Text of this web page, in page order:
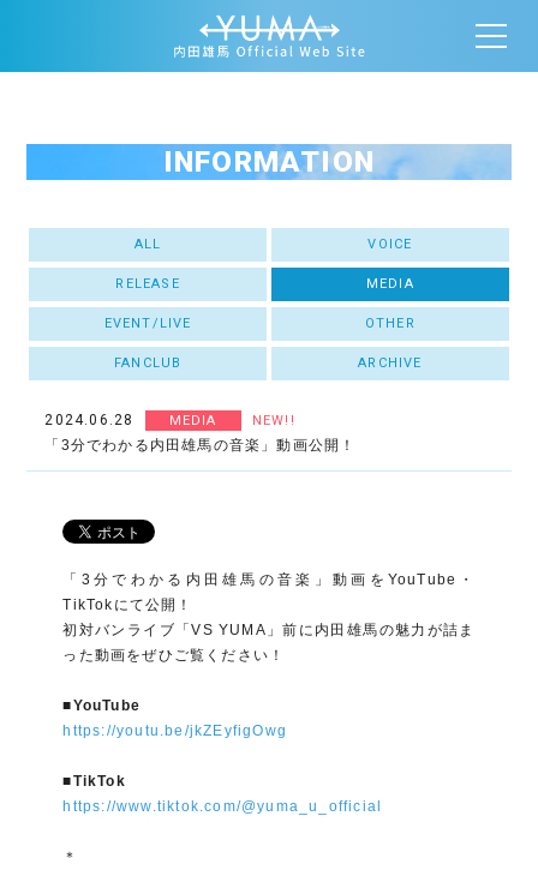
INFORMATION
ALL VOICE
RELEASE MEDIA
EVENT/LIVE OTHER
FANCLUB ARCHIVE
2024.06.28 MEDIA NEW!!
「3分でわかる内田雄馬の音楽」動画公開！
「3分でわかる内田雄馬の音楽」動画をYouTube・
TikTokにて公開！
初対バンライブ「VS YUMA」前に内田雄馬の魅力が詰ま
った動画をぜひご覧ください！
■YouTube
https://youtu.be/jkZEyfigOwg
■TikTok
https://www.tiktok.com/@yuma_u_official
＊